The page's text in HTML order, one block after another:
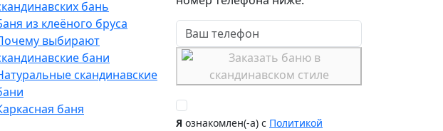
бань
из клеёного бруса
выбирают
бани
скандинавские
баня
Я ознакомлен(-а) с Политикой